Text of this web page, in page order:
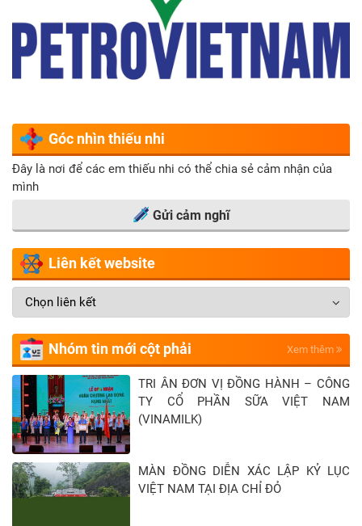
Góc nhìn thiếu nhi
Đây là nơi để các em thiếu nhi có thể chia sẻ cảm nhận của
mình
Gửi cảm nghĩ
Liên kết website
Nhóm tin mới cột phải Xem thêm
TRI ÂN ĐƠN VỊ ĐỒNG HÀNH – CÔNG
TY CỔ PHẦN SỮA VIỆT NAM
(VINAMILK)
MÀN ĐỒNG DIỄN XÁC LẬP KỶ LỤC
VIỆT NAM TẠI ĐỊA CHỈ ĐỎ